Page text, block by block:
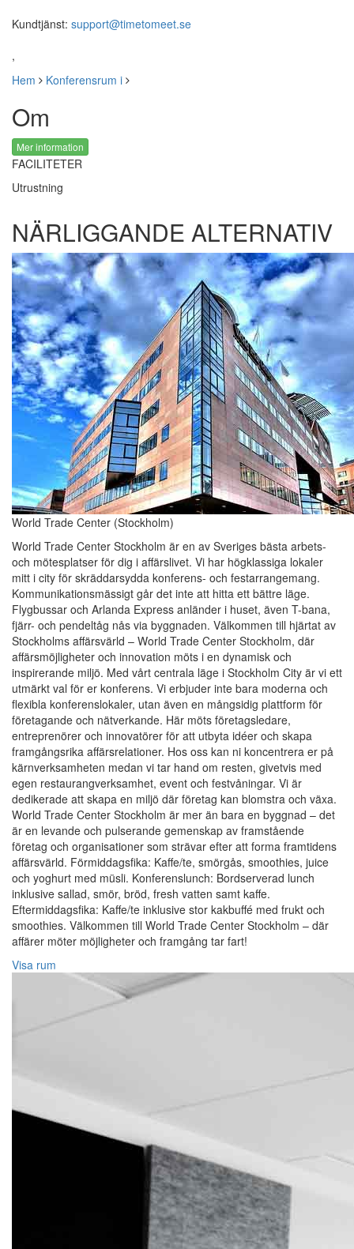
Kundtjänst: support@timetomeet.se
,
Hem
Konferensrum i
Om
Mer information
FACILITETER
Utrustning
NÄRLIGGANDE ALTERNATIV
World Trade Center (Stockholm)
World Trade Center Stockholm är en av Sveriges bästa arbets-
och mötesplatser för dig i affärslivet. Vi har högklassiga lokaler
mitt i city för skräddarsydda konferens- och festarrangemang.
Kommunikationsmässigt går det inte att hitta ett bättre läge.
Flygbussar och Arlanda Express anländer i huset, även T-bana,
fjärr- och pendeltåg nås via byggnaden. Välkommen till hjärtat av
Stockholms affärsvärld – World Trade Center Stockholm, där
affärsmöjligheter och innovation möts i en dynamisk och
inspirerande miljö. Med vårt centrala läge i Stockholm City är vi ett
utmärkt val för er konferens. Vi erbjuder inte bara moderna och
flexibla konferenslokaler, utan även en mångsidig plattform för
företagande och nätverkande. Här möts företagsledare,
entreprenörer och innovatörer för att utbyta idéer och skapa
framgångsrika affärsrelationer. Hos oss kan ni koncentrera er på
kärnverksamheten medan vi tar hand om resten, givetvis med
egen restaurangverksamhet, event och festvåningar. Vi är
dedikerade att skapa en miljö där företag kan blomstra och växa.
World Trade Center Stockholm är mer än bara en byggnad – det
är en levande och pulserande gemenskap av framstående
företag och organisationer som strävar efter att forma framtidens
affärsvärld. Förmiddagsfika: Kaffe/te, smörgås, smoothies, juice
och yoghurt med müsli. Konferenslunch: Bordserverad lunch
inklusive sallad, smör, bröd, fresh vatten samt kaffe.
Eftermiddagsfika: Kaffe/te inklusive stor kakbuffé med frukt och
smoothies. Välkommen till World Trade Center Stockholm – där
affärer möter möjligheter och framgång tar fart!
Visa rum